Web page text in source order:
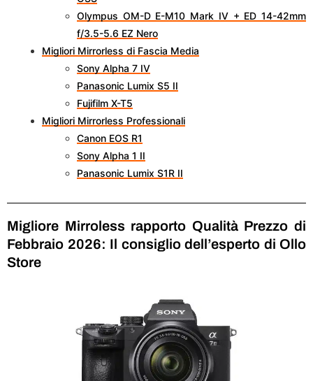
Olympus OM-D E-M10 Mark IV + ED 14-42mm
f/3.5-5.6 EZ Nero
Migliori Mirrorless di Fascia Media
Sony Alpha 7 IV
Panasonic Lumix S5 II
Fujifilm X-T5
Migliori Mirrorless Professionali
Canon EOS R1
Sony Alpha 1 II
Panasonic Lumix S1R II
Migliore Mirroless rapporto Qualità Prezzo di
Febbraio 2026: Il consiglio dell’esperto di Ollo
Store